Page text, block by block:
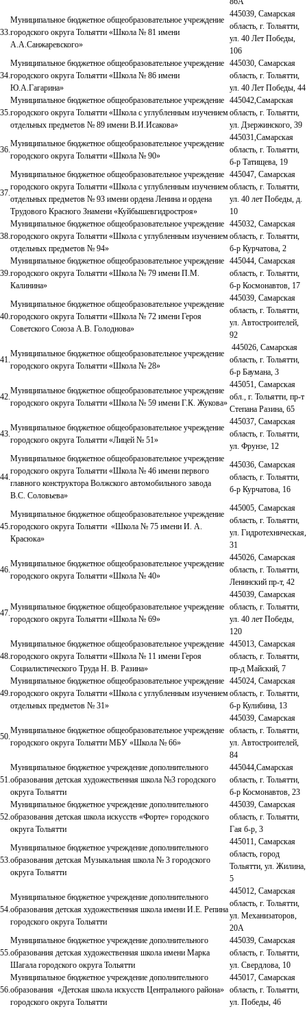
33.
Муниципальное бюджетное общеобразовательное учреждение
городского округа Тольятти «Школа № 81 имени
А.А.Санжаревского»
445039, Самарская
область, г. Тольятти,
ул. 40 Лет Победы,
106
34.
Муниципальное бюджетное общеобразовательное учреждение
городского округа Тольятти «Школа № 86 имени
Ю.А.Гагарина»
445030, Самарская
область, г. Тольятти,
ул. 40 Лет Победы, 44
35.
Муниципальное бюджетное общеобразовательное учреждение
городского округа Тольятти «Школа с углубленным изучением
отдельных предметов № 89 имени В.И.Исакова»
445042,Самарская
область, г. Тольятти,
ул. Дзержинского, 39
36.
Муниципальное бюджетное общеобразовательное учреждение
городского округа Тольятти «Школа № 90»
445031,Самарская
область, г. Тольятти,
б-р Татищева, 19
37.
Муниципальное бюджетное общеобразовательное учреждение
городского округа Тольятти «Школа с углубленным изучением
отдельных предметов № 93 имени ордена Ленина и ордена
Трудового Красного Знамени «Куйбышевгидростроя»
445047, Самарская
область, г. Тольятти,
ул. 40 лет Победы, д.
10
38.
Муниципальное бюджетное общеобразовательное учреждение
городского округа Тольятти «Школа с углубленным изучением
отдельных предметов № 94»
445032, Самарская
область, г. Тольятти,
б-р Курчатова, 2
39.
Муниципальное бюджетное общеобразовательное учреждение
городского округа Тольятти «Школа № 79 имени П.М.
Калинина»
445044, Самарская
область, г. Тольятти,
б-р Космонавтов, 17
40.
Муниципальное бюджетное общеобразовательное учреждение
городского округа Тольятти «Школа № 72 имени Героя
Советского Союза А.В. Голоднова»
445039, Самарская
область, г. Тольятти,
ул. Автостроителей,
92
41.
Муниципальное бюджетное общеобразовательное учреждение
городского округа Тольятти «Школа № 28»
445026, Самарская
область, г. Тольятти,
б-р Баумана, 3
42.
Муниципальное бюджетное общеобразовательное учреждение
городского округа Тольятти «Школа № 59 имени Г.К. Жукова»
445051, Самарская
обл., г. Тольятти, пр-т
Степана Разина, 65
43.
Муниципальное бюджетное общеобразовательное учреждение
городского округа Тольятти «Лицей № 51»
445037, Самарская
область, г. Тольятти,
ул. Фрунзе, 12
44.
Муниципальное бюджетное общеобразовательное учреждение
городского округа Тольятти «Школа № 46 имени первого
главного конструктора Волжского автомобильного завода
В.С. Соловьева»
445036, Самарская
область, г. Тольятти,
б-р Курчатова, 16
45.
Муниципальное бюджетное общеобразовательное учреждение
городского округа Тольятти «Школа № 75 имени И. А.
Красюка»
445005, Самарская
область, г. Тольятти,
ул. Гидротехническая,
31
46.
Муниципальное бюджетное общеобразовательное учреждение
городского округа Тольятти «Школа № 40»
445026, Самарская
область, г. Тольятти,
Ленинский пр-т, 42
47.
Муниципальное бюджетное общеобразовательное учреждение
городского округа Тольятти «Школа № 69»
445039, Самарская
область, г. Тольятти,
ул. 40 лет Победы,
120
48.
Муниципальное бюджетное общеобразовательное учреждение
городского округа Тольятти «Школа № 11 имени Героя
Социалистического Труда Н. В. Разина»
445013, Самарская
область, г. Тольятти,
пр-д Майский, 7
49.
Муниципальное бюджетное общеобразовательное учреждение
городского округа Тольятти «Школа с углубленным изучением
отдельных предметов № 31»
445024, Самарская
область, г. Тольятти,
б-р Кулибина, 13
50.
Муниципальное бюджетное общеобразовательное учреждение
городского округа Тольятти МБУ «Школа № 66»
445039, Самарская
область, г. Тольятти,
ул. Автостроителей,
84
51.
Муниципальное бюджетное учреждение дополнительного
образования детская художественная школа №3 городского
округа Тольятти
445044,Самарская
область, г. Тольятти,
б-р Космонавтов, 23
52.
Муниципальное бюджетное учреждение дополнительного
образования детская школа искусств «Форте» городского
округа Тольятти
445039, Самарская
область, г. Тольятти,
Гая б-р, 3
53.
Муниципальное бюджетное учреждение дополнительного
образования детская Музыкальная школа № 3 городского
округа Тольятти
445011, Самарская
область, город
Тольятти, ул. Жилина,
5
54.
Муниципальное бюджетное учреждение дополнительного
образования детская художественная школа имени И.Е. Репина
городского округа Тольятти
445012, Самарская
область, г. Тольятти,
ул. Механизаторов,
20А
55.
Муниципальное бюджетное учреждение дополнительного
образования детская художественная школа имени Марка
Шагала городского округа Тольятти
445039, Самарская
область, г. Тольятти,
ул. Свердлова, 10
56.
Муниципальное бюджетное учреждение дополнительного
образования «Детская школа искусств Центрального района»
городского округа Тольятти
445017, Самарская
область, г. Тольятти,
ул. Победы, 46